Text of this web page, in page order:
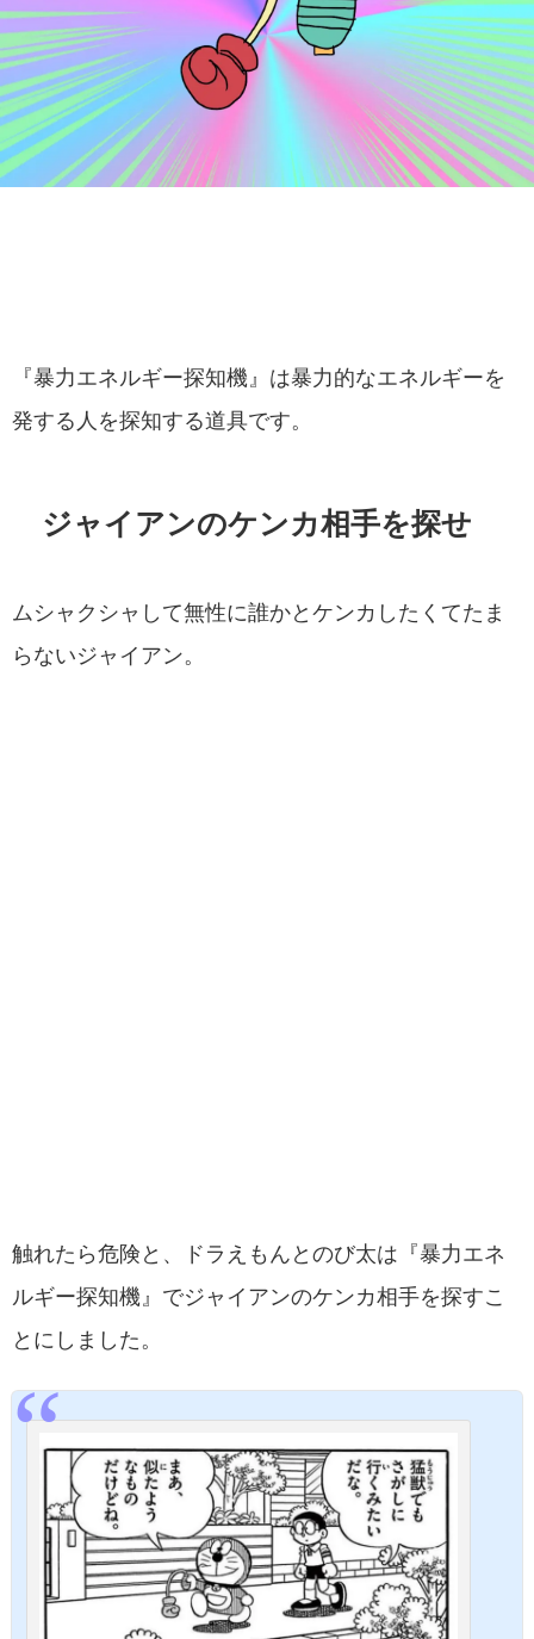
『暴力エネルギー探知機』は暴力的なエネルギーを
発する人を探知する道具です。
ジャイアンのケンカ相手を探せ
ムシャクシャして無性に誰かとケンカしたくてたま
らないジャイアン。
触れたら危険と、ドラえもんとのび太は『暴力エネ
ルギー探知機』でジャイアンのケンカ相手を探すこ
とにしました。